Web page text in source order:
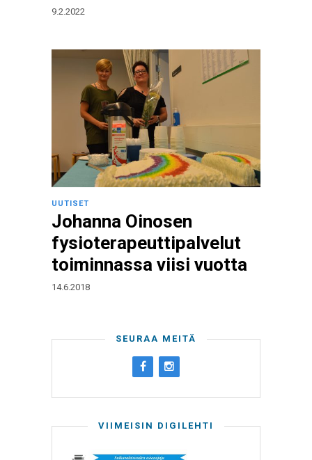
9.2.2022
UUTISET
Johanna Oinosen
fysioterapeuttipalvelut
toiminnassa viisi vuotta
14.6.2018
SEURAA MEITÄ
VIIMEISIN DIGILEHTI